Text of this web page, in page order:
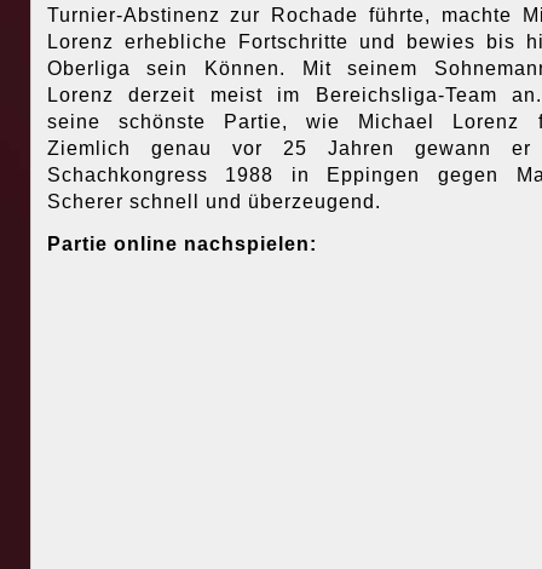
Turnier-Abstinenz zur Rochade führte, machte
Lorenz erhebliche Fortschritte und bewies bis
Oberliga sein Können. Mit seinem
Lorenz derzeit meist im Bereichsliga-Team
seine schönste Partie, wie Michael Lorenz
Ziemlich genau vor 25 Jahren gewann er
Schachkongress 1988 in Eppingen gegen
Scherer schnell und überzeugend.
Partie online nachspielen: